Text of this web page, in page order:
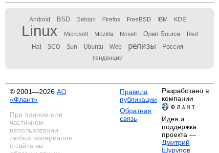
Android BSD Debian Firefox FreeBSD IBM KDE
Linux Microsoft Mozilla Novell Open Source Red
Hat SCO Sun Ubuntu Web релизы Россия
тенденции
© 2001—2026 АО
«Флант»
При полном или
частичном
использовании
любых материалов
с сайта вы
Правила
публикации
Обратная
связь
Разработано в
компании
Идея и
поддержка
проекта —
Дмитрий
Шурупов